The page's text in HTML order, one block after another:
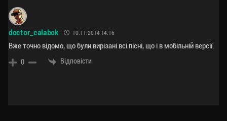
doctor_calabok 10.11.2014 14:16
Вже точно відомо, що були вирізані всі пісні, що і в мобільній версії.
0 Відповісти